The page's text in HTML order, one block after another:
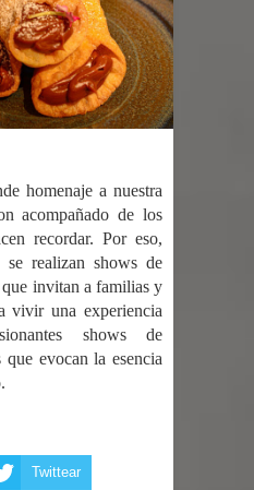
homenaje a nuestra
acompañado de los
recordar. Por eso,
realizan shows de
invitan a familias y
vivir una experiencia
shows de
que evocan la esencia
Twittear